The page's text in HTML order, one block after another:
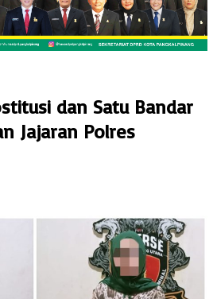
dan Satu Bandar
Jajaran Polres